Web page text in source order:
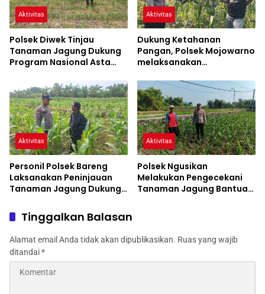
Aktivitas
Polsek Diwek Tinjau
Tanaman Jagung Dukung
Program Nasional Asta
Aktivitas
Dukung Ketahanan
Pangan, Polsek Mojowarno
melaksanakan
Jagung
Aktivitas
Personil Polsek Bareng
Laksanakan Peninjauan
Tanaman Jagung Dukung
Pangan
Aktivitas
Polsek Ngusikan
Melakukan Pengecekani
Tanaman Jagung Bantuan
Tinggalkan Balasan
Alamat email Anda tidak akan dipublikasikan. Ruas yang wajib
ditandai*